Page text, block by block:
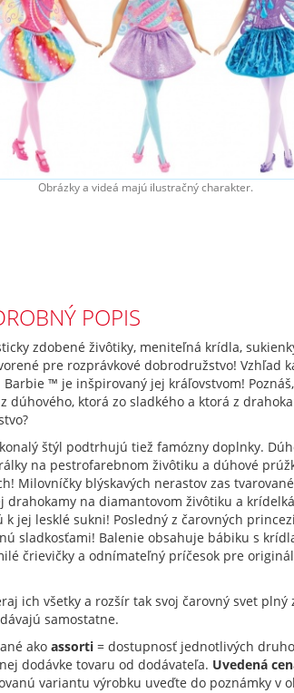
Obrázky a videá majú ilustračný charakter.
POPIS
zdobené živôtiky, meniteľná krídla,
pre rozprávkové dobrodružstvo! Vzhľad
Barbie ™ je inšpirovaný jej kráľovstvom!
dúhového, ktorá zo sladkého a ktorá z
štýl podtrhujú tiež famózny doplnky.
na pestrofarebnom živôtiku a dúhové
Milovníčky blýskavých nerastov zas
drahokamy na diamantovom živôtiku a
k jej lesklé sukni! Posledný z čarovných
sladkosťami! Balenie obsahuje bábiku s
črievičky a odnímateľný príčesok pre
ich všetky a rozšír tak svoj čarovný svet plný
samostatne.
akoassorti = dostupnosť jednotlivých
dodávke tovaru od dodávateľa. Uvedená
variantu výrobku uveďte do poznámky v